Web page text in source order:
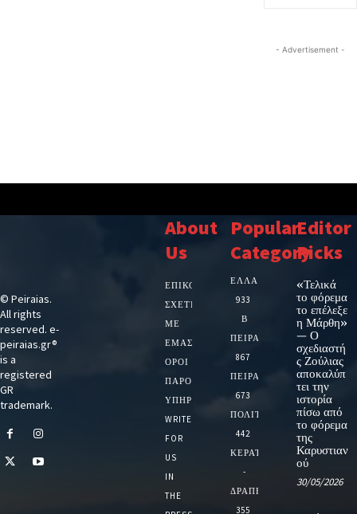
- Advertisement -
© Peiraias.
All rights
reserved. e-
peiraias.gr®
is a
registered
GR
trademark.
About
Us
ΕΠΙΚΟΙΝΩΝΙΑ
ΣΧΕΤΙΚΆ
ΜΕ
ΕΜΆΣ
ΌΡΟΙ
ΠΑΡΟΧΉΣ
ΥΠΗΡΕΣΙΏΝ
WRITE
FOR
US
IN
THE
Popular
Category
ΕΛΛΑΔΑ
933
Β
ΠΕΙΡΑΙΑ
867
ΠΕΙΡΑΙΑΣ
673
ΠΟΛΙΤΙΚΗ
442
ΚΕΡΑΤΣΙΝΙ
-
ΔΡΑΠΕΤΣΩΝΑ
355
Editor
Picks
«Τελικά
το φόρεμα
το επέλεξε
η Μάρθη»
— Ο
σχεδιαστή
ς Ζούλιας
αποκαλύπ
τει την
ιστορία
πίσω από
το φόρεμα
της
Καρυστιαν
ού
30/05/2026